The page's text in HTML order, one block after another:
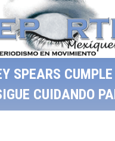
SPEARS
CUIDANDO